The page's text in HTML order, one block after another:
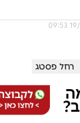
רחל פסטג